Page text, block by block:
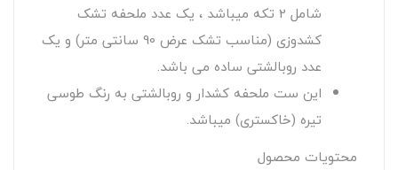
شامل 2 تکه میباشد ، یک عدد ملحفه تشک
کشدوزی (مناسب تشک عرض 90 سانتی متر) و یک
عدد روبالشتی ساده می باشد.
این ست ملحفه کشدار و روبالشتی به رنگ طوسی
تیره (خاکستری) میباشد.
محتویات محصول